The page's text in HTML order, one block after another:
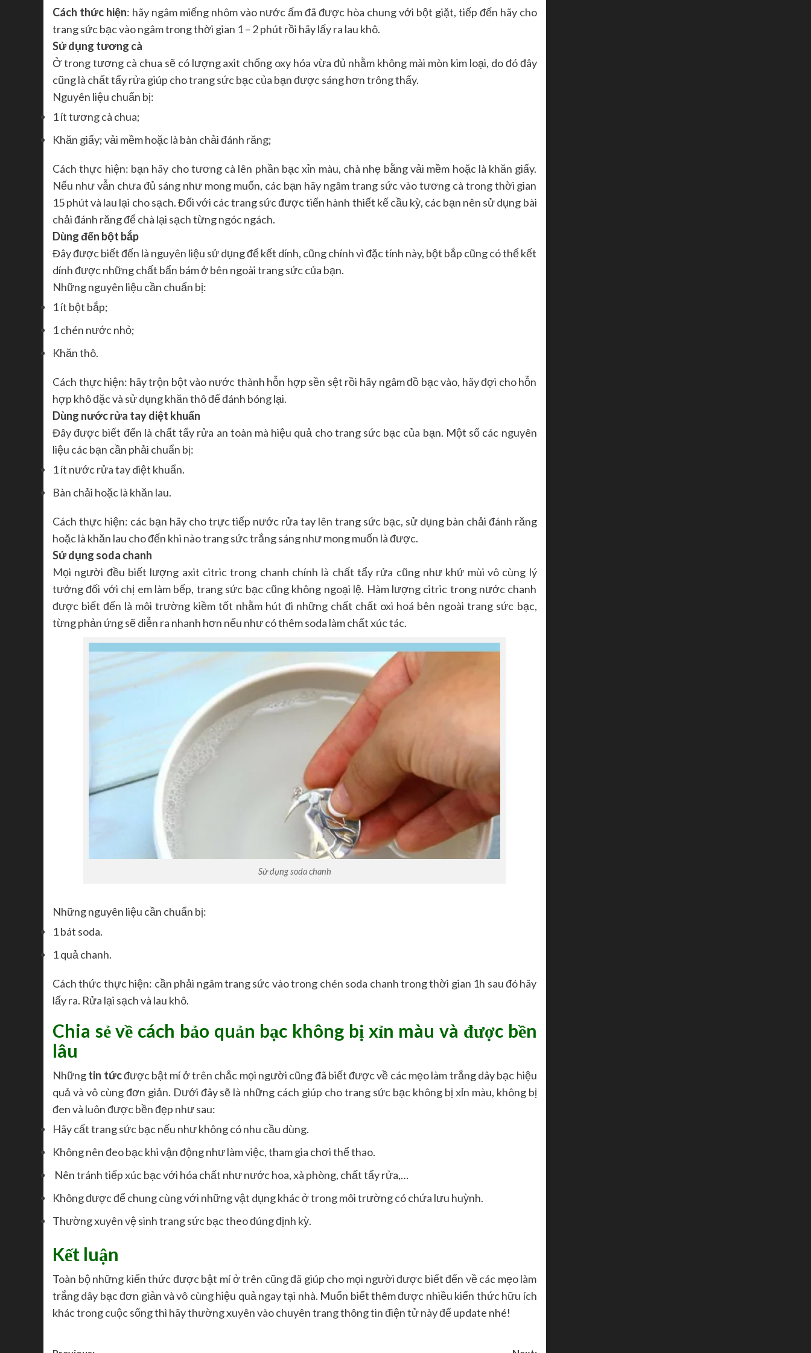
Cách thức hiện: hãy ngâm miếng nhôm vào nước ấm đã được hòa chung với bột giặt, tiếp đến hãy cho
trang sức bạc vào ngâm trong thời gian 1 – 2 phút rồi hãy lấy ra lau khô.
Sử dụng tương cà
Ở trong tương cà chua sẽ có lượng axit chống oxy hóa vừa đủ nhằm không mài mòn kim loại, do đó đây
cũng là chất tẩy rửa giúp cho trang sức bạc của bạn được sáng hơn trông thấy.
Nguyên liệu chuẩn bị:
1 ít tương cà chua;
Khăn giấy; vải mềm hoặc là bàn chải đánh răng;
Cách thực hiện: bạn hãy cho tương cà lên phần bạc xỉn màu, chà nhẹ bằng vải mềm hoặc là khăn giấy.
Nếu như vẫn chưa đủ sáng như mong muốn, các bạn hãy ngâm trang sức vào tương cà trong thời gian
15 phút và lau lại cho sạch. Đối với các trang sức được tiến hành thiết kế cầu kỳ, các bạn nên sử dụng bài
chải đánh răng để chà lại sạch từng ngóc ngách.
Dùng đến bột bắp
Đây được biết đến là nguyên liệu sử dụng để kết dính, cũng chính vì đặc tính này, bột bắp cũng có thể kết
dính được những chất bẩn bám ở bên ngoài trang sức của bạn.
Những nguyên liệu cần chuẩn bị:
1 ít bột bắp;
1 chén nước nhỏ;
Khăn thô.
Cách thực hiện: hãy trộn bột vào nước thành hỗn hợp sền sệt rồi hãy ngâm đồ bạc vào, hãy đợi cho hỗn
hợp khô đặc và sử dụng khăn thô để đánh bóng lại.
Dùng nước rửa tay diệt khuẩn
Đây được biết đến là chất tẩy rửa an toàn mà hiệu quả cho trang sức bạc của bạn. Một số các nguyên
liệu các bạn cần phải chuẩn bị:
1 ít nước rửa tay diệt khuẩn.
Bàn chải hoặc là khăn lau.
Cách thực hiện: các bạn hãy cho trực tiếp nước rửa tay lên trang sức bạc, sử dụng bàn chải đánh răng
hoặc là khăn lau cho đến khi nào trang sức trắng sáng như mong muốn là được.
Sử dụng soda chanh
Mọi người đều biết lượng axit citric trong chanh chính là chất tẩy rửa cũng như khử mùi vô cùng lý
tưởng đối với chị em làm bếp, trang sức bạc cũng không ngoại lệ. Hàm lượng citric trong nước chanh
được biết đến là môi trường kiềm tốt nhằm hút đi những chất chất oxi hoá bên ngoài trang sức bạc,
từng phản ứng sẽ diễn ra nhanh hơn nếu như có thêm soda làm chất xúc tác.
Sử dụng soda chanh
Những nguyên liệu cần chuẩn bị:
1 bát soda.
1 quả chanh.
Cách thức thực hiện: cần phải ngâm trang sức vào trong chén soda chanh trong thời gian 1h sau đó hãy
lấy ra. Rửa lại sạch và lau khô.
Chia sẻ về cách bảo quản bạc không bị xỉn màu và được bền
lâu
Nhữngtin tứcđược bật mí ở trên chắc mọi người cũng đã biết được về các mẹo làm trắng dây bạc hiệu
quả và vô cùng đơn giản. Dưới đây sẽ là những cách giúp cho trang sức bạc không bị xỉn màu, không bị
đen và luôn được bền đẹp như sau:
Hãy cất trang sức bạc nếu như không có nhu cầu dùng.
Không nên đeo bạc khi vận động như làm việc, tham gia chơi thể thao.
Nên tránh tiếp xúc bạc với hóa chất như nước hoa, xà phòng, chất tẩy rửa,…
Không được để chung cùng với những vật dụng khác ở trong môi trường có chứa lưu huỳnh.
Thường xuyên vệ sinh trang sức bạc theo đúng định kỳ.
Kết luận
Toàn bộ những kiến thức được bật mí ở trên cũng đã giúp cho mọi người được biết đến về các mẹo làm
trắng dây bạc đơn giản và vô cùng hiệu quả ngay tại nhà. Muốn biết thêm được nhiều kiến thức hữu ích
khác trong cuộc sống thì hãy thường xuyên vào chuyên trang thông tin điện tử này để update nhé!